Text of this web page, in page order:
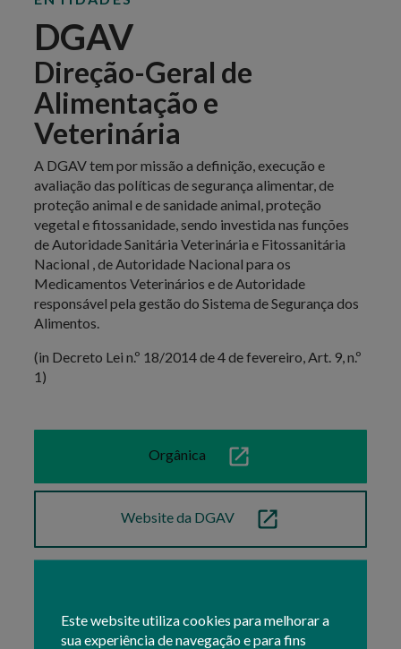
Este website utiliza cookies para melhorar a
sua experiência de navegação e para fins
DGAV
Direção-Geral de
Alimentação e
Veterinária
A DGAV tem por missão a definição, execução e
avaliação das políticas de segurança alimentar, de
proteção animal e de sanidade animal, proteção
vegetal e fitossanidade, sendo investida nas funções
de Autoridade Sanitária Veterinária e Fitossanitária
Nacional , de Autoridade Nacional para os
Medicamentos Veterinários e de Autoridade
responsável pela gestão do Sistema de Segurança dos
Alimentos.
(in Decreto Lei n.º 18/2014 de 4 de fevereiro, Art. 9, n.º
1)
Orgânica
Website da DGAV